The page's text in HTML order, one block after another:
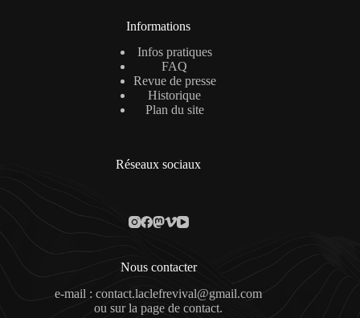
Informations
Infos pratiques
FAQ
Revue de presse
Historique
Plan du site
Réseaux sociaux
Nous contacter
e-mail : contact.laclefrevival@gmail.com
ou sur lapage de contact.